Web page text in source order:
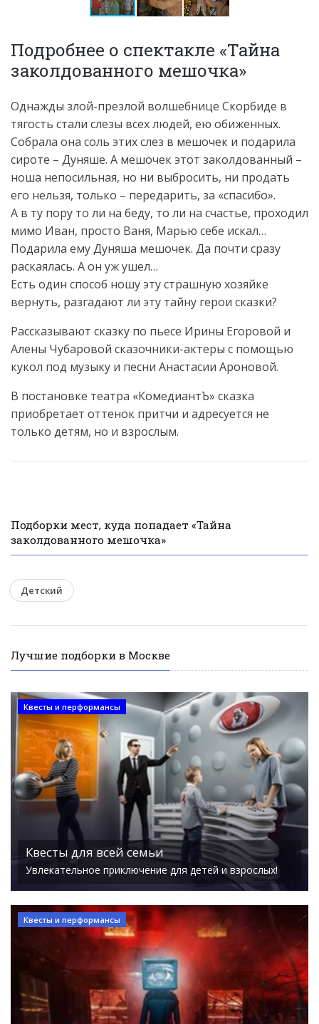
Подробнее о спектакле «Тайна
заколдованного мешочка»
Однажды злой-презлой волшебнице Скорбиде в
тягость стали слезы всех людей, ею обиженных.
Собрала она соль этих слез в мешочек и подарила
сироте – Дуняше. А мешочек этот заколдованный –
ноша непосильная, но ни выбросить, ни продать
его нельзя, только – передарить, за «спасибо».
А в ту пору то ли на беду, то ли на счастье, проходил
мимо Иван, просто Ваня, Марью себе искал…
Подарила ему Дуняша мешочек. Да почти сразу
раскаялась. А он уж ушел…
Есть один способ ношу эту страшную хозяйке
вернуть, разгадают ли эту тайну герои сказки?
Рассказывают сказку по пьесе Ирины Егоровой и
Алены Чубаровой сказочники-актеры с помощью
кукол под музыку и песни Анастасии Ароновой.
В постановке театра «КомедиантЪ» сказка
приобретает оттенок притчи и адресуется не
только детям, но и взрослым.
Подборки мест, куда попадает «Тайна
заколдованного мешочка»
Детский
Лучшие подборки в Москве
Квесты и перформансы
Квесты для всей семьи
Увлекательное приключение для детей и взрослых!
Квесты и перформансы